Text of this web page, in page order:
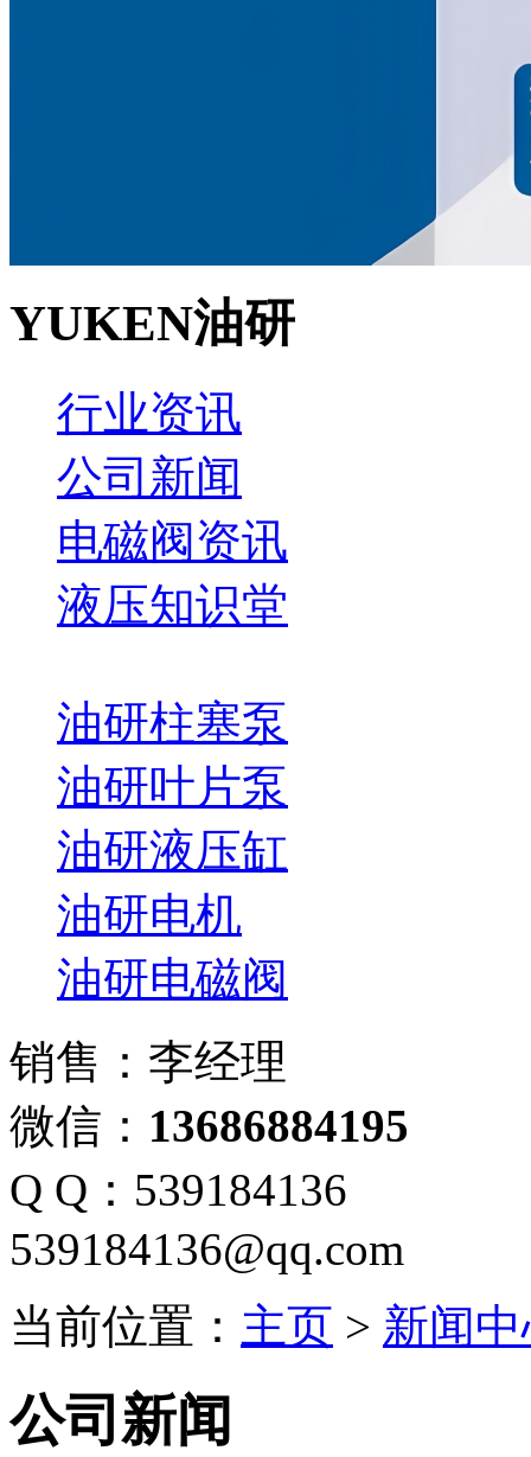
YUKEN油研
行业资讯
公司新闻
电磁阀资讯
液压知识堂
油研柱塞泵
油研叶片泵
油研液压缸
油研电机
油研电磁阀
销售：李经理
微信： 13686884195
Q Q：539184136
539184136@qq.com
当前位置： 主页 > 新闻
公司新闻